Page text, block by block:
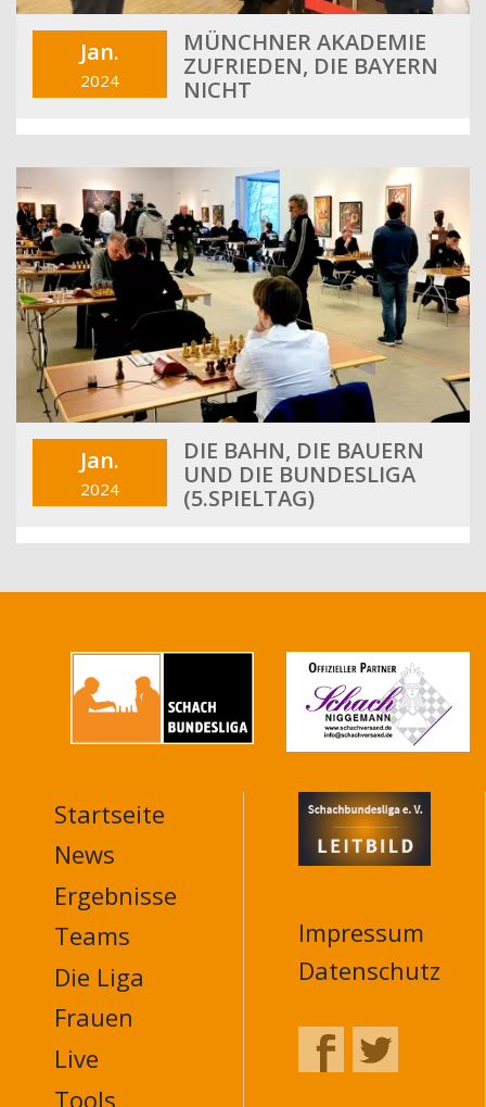
Jan.
2024
MÜNCHNER AKADEMIE
ZUFRIEDEN, DIE BAYERN
NICHT
Jan.
2024
DIE BAHN, DIE BAUERN
UND DIE BUNDESLIGA
(5.SPIELTAG)
MAIN
NAVIGATION
FOOTER
Startseite
News
Ergebnisse
Teams
Die Liga
Frauen
Live
Tools
Impressum
Datenschutz